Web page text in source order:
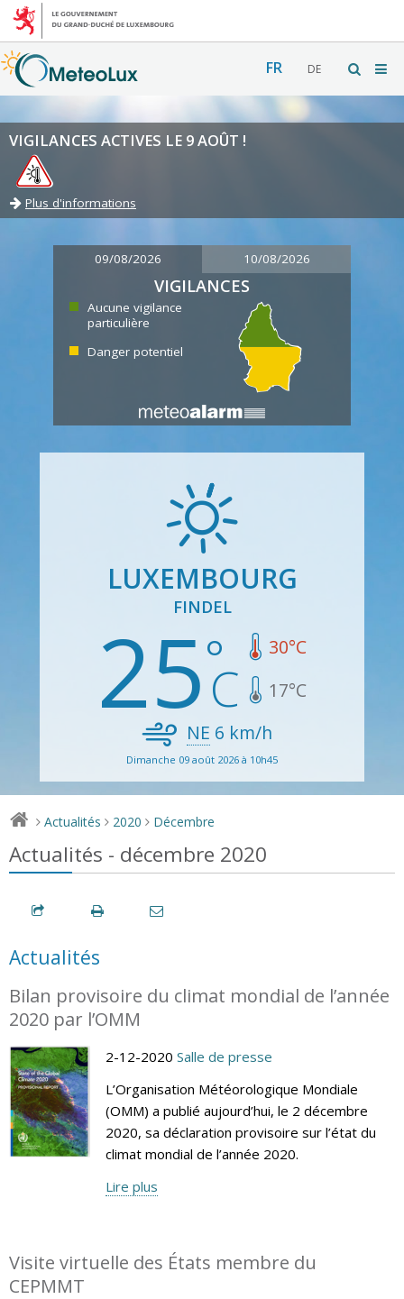
FR DE
VIGILANCES ACTIVES LE 9 AOÛT !
Plus d'informations
09/08/2026 10/08/2026
VIGILANCES
Aucune vigilance
particulière
Danger potentiel
LUXEMBOURG
FINDEL
25 30°C
17°C
NE 6 km/h
Dimanche 09 août 2026 à 10h45
> Actualités > 2020 > Décembre
Actualités - décembre 2020
Actualités
Bilan provisoire du climat mondial de l’année
2020 par l’OMM
2-12-2020 Salle de presse
L’Organisation Météorologique Mondiale
(OMM) a publié aujourd’hui, le 2 décembre
2020, sa déclaration provisoire sur l’état du
climat mondial de l’année 2020.
Lire plus
Visite virtuelle des États membre du
CEPMMT